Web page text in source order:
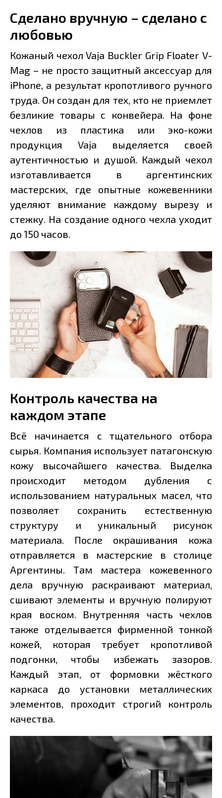
Сделано вручную – сделано с
любовью
Кожаный чехол Vaja Buckler Grip Floater V-
Mag – не просто защитный аксессуар для
iPhone, а результат кропотливого ручного
труда. Он создан для тех, кто не приемлет
безликие товары с конвейера. На фоне
чехлов из пластика или эко-кожи
продукция Vaja выделяется своей
аутентичностью и душой. Каждый чехол
изготавливается в аргентинских
мастерских, где опытные кожевенники
уделяют внимание каждому вырезу и
стежку. На создание одного чехла уходит
до 150 часов.
Контроль качества на
каждом этапе
Всё начинается с тщательного отбора
сырья. Компания использует патагонскую
кожу высочайшего качества. Выделка
происходит методом дубления с
использованием натуральных масел, что
позволяет сохранить естественную
структуру и уникальный рисунок
материала. После окрашивания кожа
отправляется в мастерские в столице
Аргентины. Там мастера кожевенного
дела вручную раскраивают материал,
сшивают элементы и вручную полируют
края воском. Внутренняя часть чехлов
также отделывается фирменной тонкой
кожей, которая требует кропотливой
подгонки, чтобы избежать зазоров.
Каждый этап, от формовки жёсткого
каркаса до установки металлических
элементов, проходит строгий контроль
качества.